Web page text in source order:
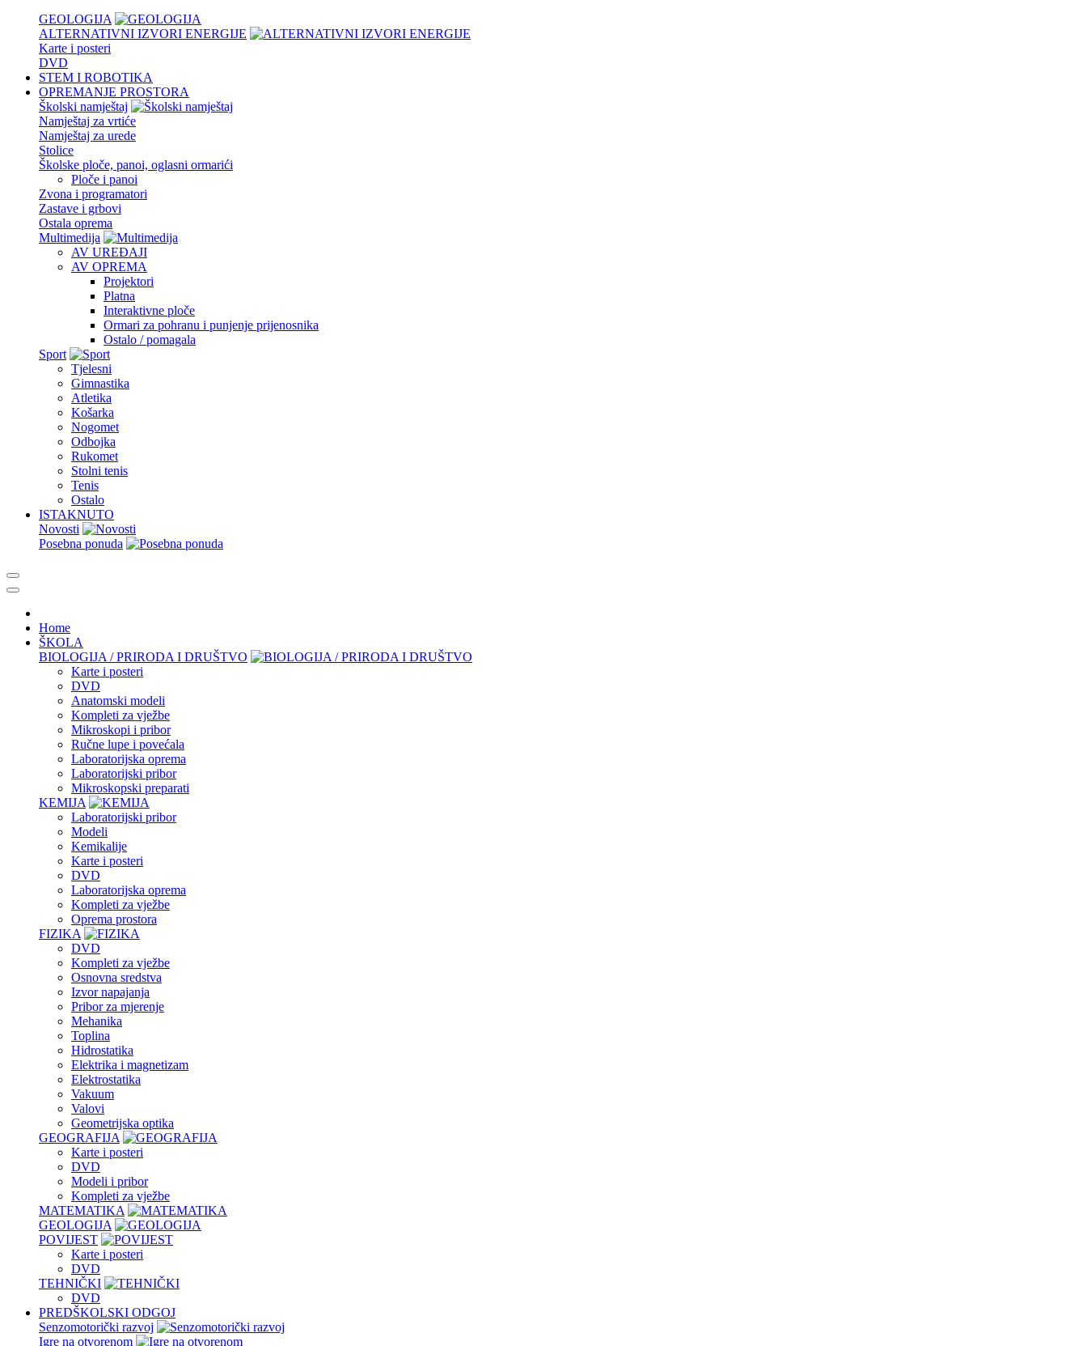
GEOLOGIJA
ALTERNATIVNI IZVORI ENERGIJE
Karte i posteri
DVD
STEM I ROBOTIKA
OPREMANJE PROSTORA
Školski namještaj
Namještaj za vrtiće
Namještaj za urede
Stolice
Školske ploče, panoi, oglasni ormarići
Ploče i panoi
Zvona i programatori
Zastave i grbovi
Ostala oprema
Multimedija
AV UREĐAJI
AV OPREMA
Projektori
Platna
Interaktivne ploče
Ormari za pohranu i punjenje prijenosnika
Ostalo / pomagala
Sport
Tjelesni
Gimnastika
Atletika
Košarka
Nogomet
Odbojka
Rukomet
Stolni tenis
Tenis
Ostalo
ISTAKNUTO
Novosti
Posebna ponuda
Home
ŠKOLA
BIOLOGIJA / PRIRODA I DRUŠTVO
Karte i posteri
DVD
Anatomski modeli
Kompleti za vježbe
Mikroskopi i pribor
Ručne lupe i povećala
Laboratorijska oprema
Laboratorijski pribor
Mikroskopski preparati
KEMIJA
Laboratorijski pribor
Modeli
Kemikalije
Karte i posteri
DVD
Laboratorijska oprema
Kompleti za vježbe
Oprema prostora
FIZIKA
DVD
Kompleti za vježbe
Osnovna sredstva
Izvor napajanja
Pribor za mjerenje
Mehanika
Toplina
Hidrostatika
Elektrika i magnetizam
Elektrostatika
Vakuum
Valovi
Geometrijska optika
GEOGRAFIJA
Karte i posteri
DVD
Modeli i pribor
Kompleti za vježbe
MATEMATIKA
GEOLOGIJA
POVIJEST
Karte i posteri
DVD
TEHNIČKI
DVD
PREDŠKOLSKI ODGOJ
Senzomotorički razvoj
Igre na otvorenom